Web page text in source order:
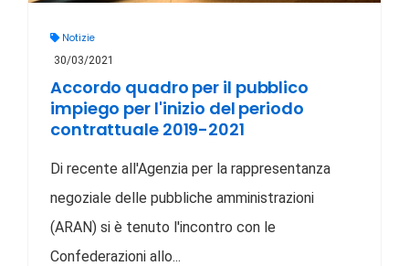
Notizie
30/03/2021
Accordo quadro per il pubblico
impiego per l'inizio del periodo
contrattuale 2019-2021
Di recente all'Agenzia per la rappresentanza
negoziale delle pubbliche amministrazioni
(ARAN) si è tenuto l'incontro con le
Confederazioni allo...